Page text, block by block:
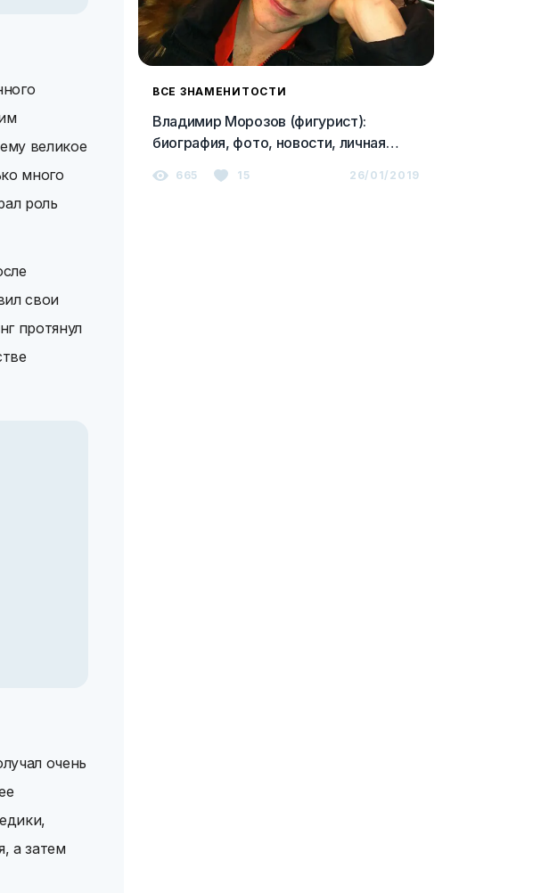
великое
много
роль
свои
протянул
очень
а затем
ВСЕ ЗНАМЕНИТОСТИ
Владимир Морозов (фигурист):
биография, фото, новости, личная
665 15 26/01/2019